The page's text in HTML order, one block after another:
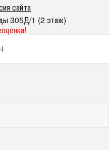
сайта
305Д/1 (2 этаж)